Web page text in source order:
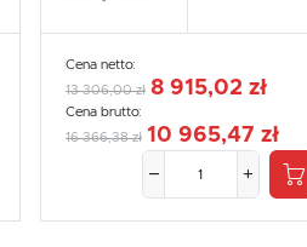
Cena netto:
13 306,00 zł 8 915,02 zł
Cena brutto:
16 366,38 zł 10 965,47 zł